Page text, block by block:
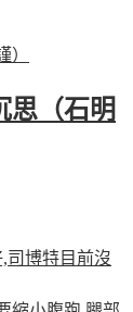
（石明
,司博特目前沒